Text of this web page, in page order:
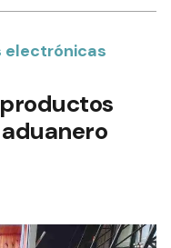
electrónicas